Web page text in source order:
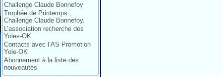
Challenge Claude Bonnefoy
Trophée de Printemps ,
Challenge Claude Bonnefoy.
L’association recherche des
Yoles-OK
Contacts avec l’AS Promotion
Yole-OK
Abonnement à la liste des
nouveautés